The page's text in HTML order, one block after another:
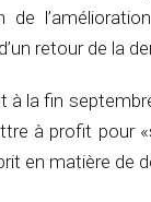
retour de la
à la fin
à profit pour
en matière de